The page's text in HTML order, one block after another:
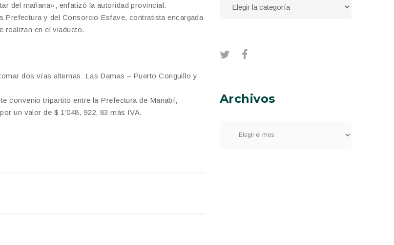
del mañana», enfatizó la autoridad provincial.
y del Consorcio Esfave, contratista encargada
realizan en el viaducto.
dos vías alternas: Las Damas – Puerto Conguillo y
convenio tripartito entre la Prefectura de Manabí,
un valor de $ 1’048, 922, 83 más IVA.
Archivos